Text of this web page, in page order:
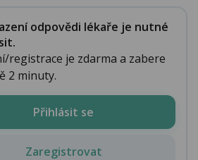
odpovědi lékaře je nutné
registrace je zdarma a zabere
2 minuty.
Přihlásit se
Zaregistrovat